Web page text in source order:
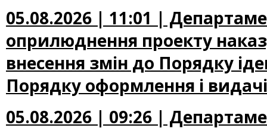
05.08.2026 | 11:01 |
оприлюднення проекту
внесення змін до Порядку
Порядку оформлення і
05.08.2026 | 09:26 |